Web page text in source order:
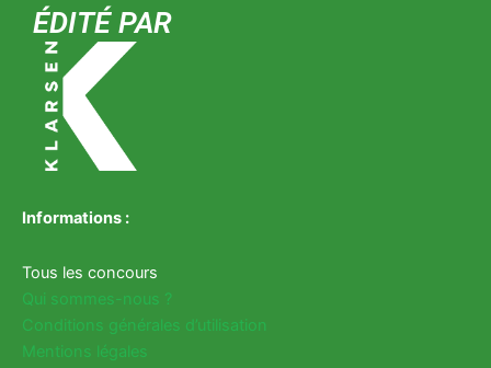
ÉDITÉ PAR
Informations :
Tous les concours
Qui sommes-nous ?
Conditions générales d’utilisation
Mentions légales